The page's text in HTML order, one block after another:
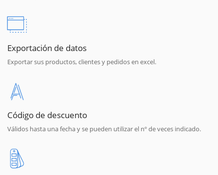
Exportación de datos
Exportar sus productos, clientes y pedidos en excel.
Código de descuento
Válidos hasta una fecha y se pueden utilizar el nº de veces indicado.